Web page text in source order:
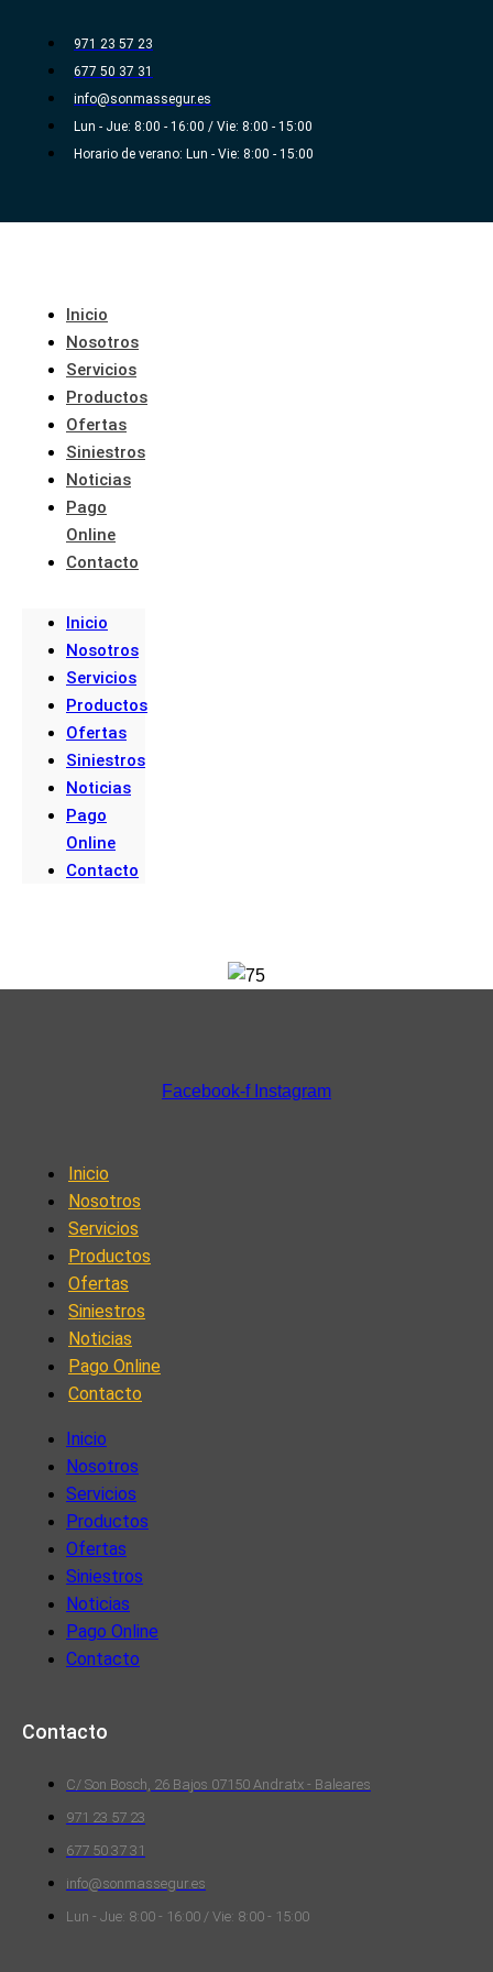
contenido
971 23 57 23
677 50 37 31
info@sonmassegur.es
Lun - Jue: 8:00 - 16:00 / Vie: 8:00 - 15:00
Horario de verano: Lun - Vie: 8:00 - 15:00
Inicio
Nosotros
Servicios
Productos
Ofertas
Siniestros
Noticias
Pago
Online
Contacto
Inicio
Nosotros
Servicios
Productos
Ofertas
Siniestros
Noticias
Pago
Online
Contacto
Facebook-f Instagram
Inicio
Nosotros
Servicios
Productos
Ofertas
Siniestros
Noticias
Pago Online
Contacto
Inicio
Nosotros
Servicios
Productos
Ofertas
Siniestros
Noticias
Pago Online
Contacto
Contacto
C/ Son Bosch, 26 Bajos 07150 Andratx - Baleares
971 23 57 23
677 50 37 31
info@sonmassegur.es
Lun - Jue: 8:00 - 16:00 / Vie: 8:00 - 15:00